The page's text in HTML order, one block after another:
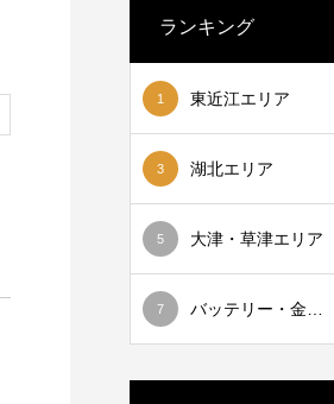
ランキング
1 東近江エリア
3 湖北エリア
5 大津・草津エリア
7